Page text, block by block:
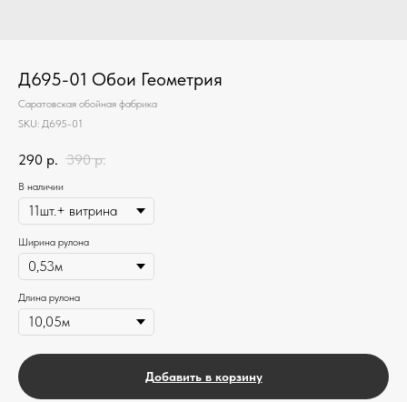
Д695-01 Обои Геометрия
Саратовская обойная фабрика
SKU: Д695-01
290 р. 390 р.
В наличии
Ширина рулона
Длина рулона
Добавить в корзину